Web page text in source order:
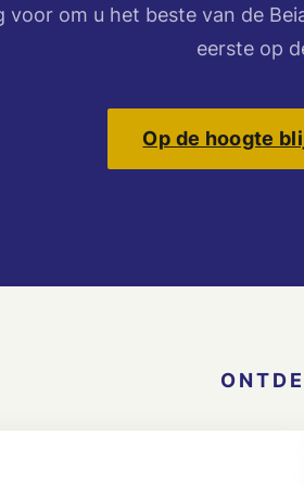
om u het beste van de
eerste op
Op de hoogte